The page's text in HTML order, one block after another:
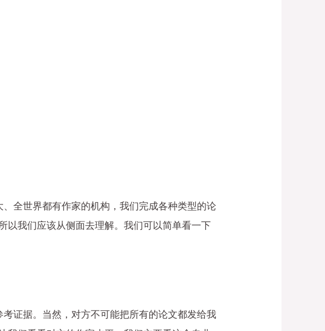
全世界都有作家的机构，我们完成各种类型的论
以我们应该从侧面去理解。我们可以简单看一下
证据。当然，对方不可能把所有的论文都发给我